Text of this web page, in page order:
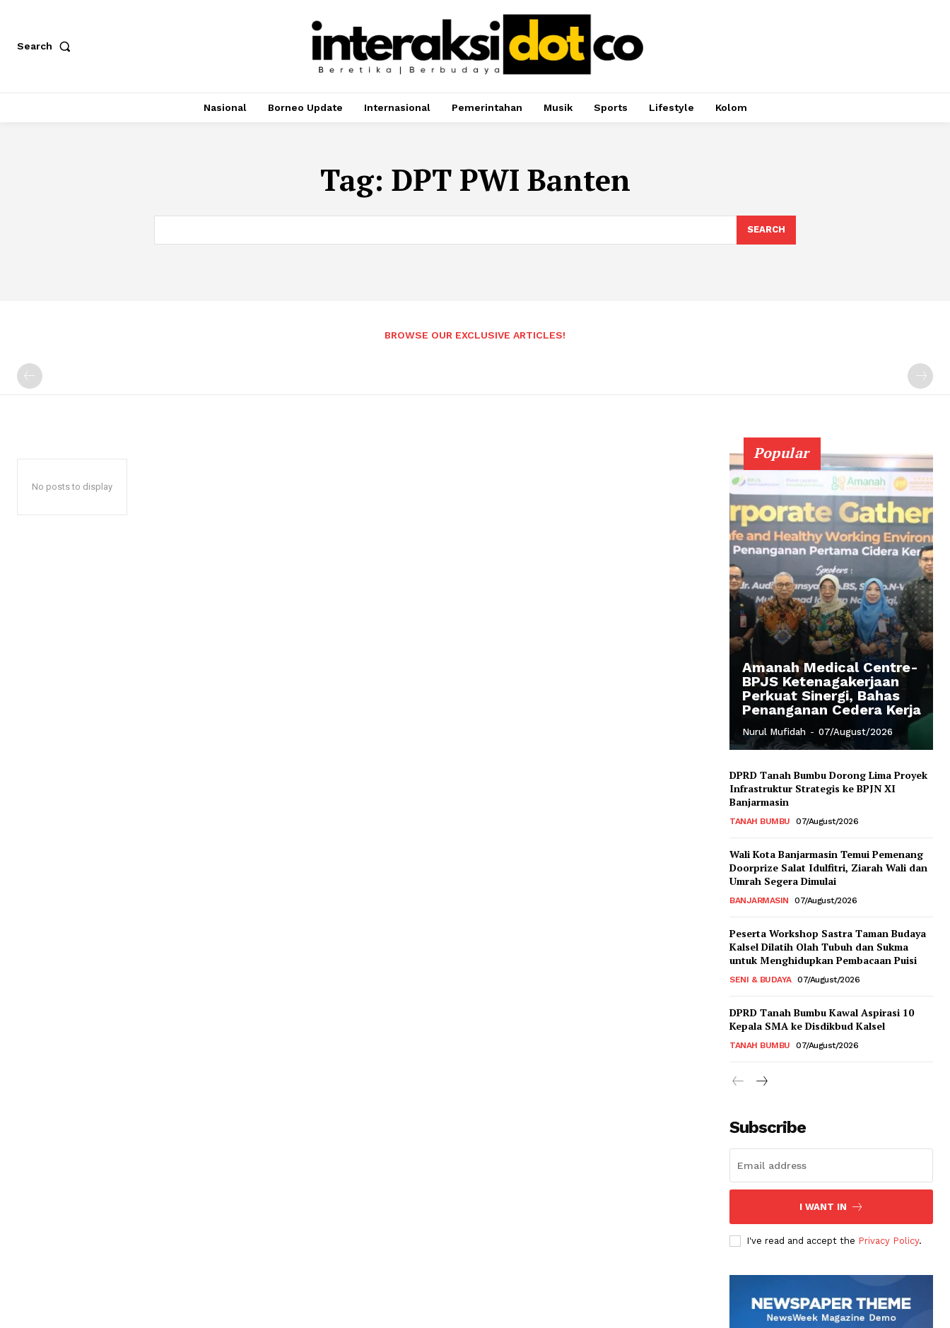
Search
Nasional Borneo Update Internasional Pemerintahan Musik Sports Lifestyle Kolom
Tag: DPT PWI Banten
SEARCH
BROWSE OUR EXCLUSIVE ARTICLES!
No posts to display
Popular
Amanah Medical Centre-
BPJS Ketenagakerjaan
Perkuat Sinergi, Bahas
Penanganan Cedera Kerja
Nurul Mufidah - 07/August/2026
DPRD Tanah Bumbu Dorong Lima Proyek
Infrastruktur Strategis ke BPJN XI
Banjarmasin
TANAH BUMBU 07/August/2026
Wali Kota Banjarmasin Temui Pemenang
Doorprize Salat Idulfitri, Ziarah Wali dan
Umrah Segera Dimulai
BANJARMASIN 07/August/2026
Peserta Workshop Sastra Taman Budaya
Kalsel Dilatih Olah Tubuh dan Sukma
untuk Menghidupkan Pembacaan Puisi
SENI & BUDAYA 07/August/2026
DPRD Tanah Bumbu Kawal Aspirasi 10
Kepala SMA ke Disdikbud Kalsel
TANAH BUMBU 07/August/2026
Subscribe
I WANT IN
I've read and accept the Privacy Policy.